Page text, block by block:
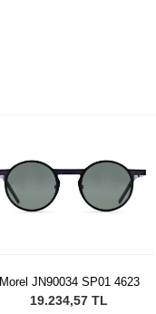
Morel JN90034 SP01 4623
19.234,57 TL